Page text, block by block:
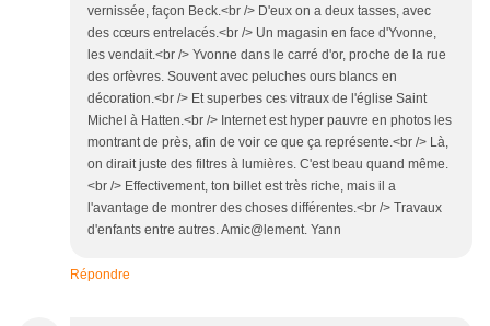
vernissée, façon Beck.<br /> D'eux on a deux tasses, avec
des cœurs entrelacés.<br /> Un magasin en face d'Yvonne,
les vendait.<br /> Yvonne dans le carré d'or, proche de la rue
des orfèvres. Souvent avec peluches ours blancs en
décoration.<br /> Et superbes ces vitraux de l'église Saint
Michel à Hatten.<br /> Internet est hyper pauvre en photos les
montrant de près, afin de voir ce que ça représente.<br /> Là,
on dirait juste des filtres à lumières. C'est beau quand même.
<br /> Effectivement, ton billet est très riche, mais il a
l'avantage de montrer des choses différentes.<br /> Travaux
d'enfants entre autres. Amic@lement. Yann
Répondre